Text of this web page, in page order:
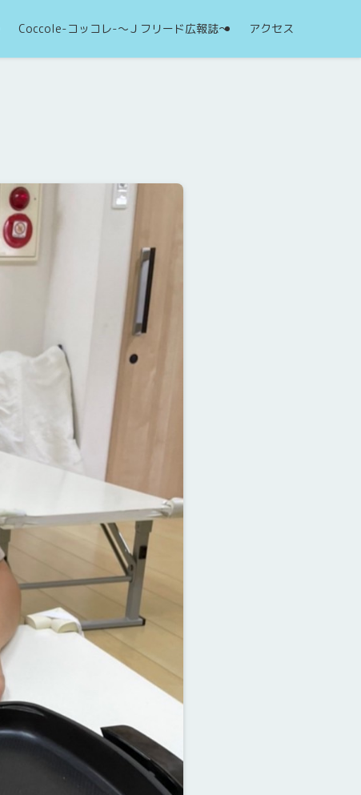
Coccole-コッコレ-～Ｊフリード広報誌～ アクセス